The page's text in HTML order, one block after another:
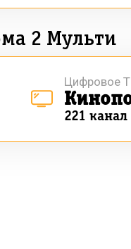
2 Мульти
221 канал
Цифровое